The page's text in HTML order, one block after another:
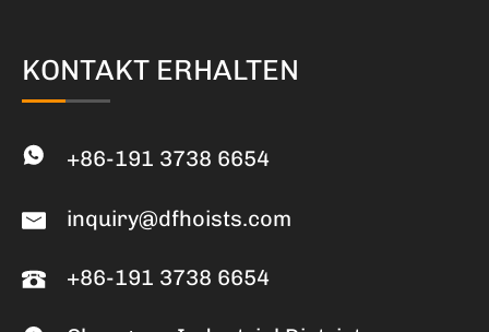
KONTAKT ERHALTEN
+86-191 3738 6654
inquiry@dfhoists.com
+86-191 3738 6654